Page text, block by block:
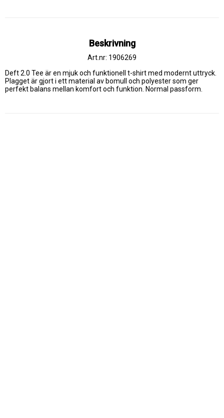
Beskrivning
Art.nr: 1906269
Deft 2.0 Tee är en mjuk och funktionell t-shirt med modernt uttryck.
Plagget är gjort i ett material av bomull och polyester som ger
perfekt balans mellan komfort och funktion. Normal passform.